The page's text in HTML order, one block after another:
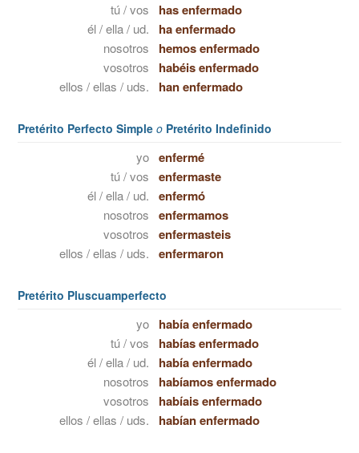
tú / vos has enfermado
él / ella / ud. ha enfermado
nosotros hemos enfermado
vosotros habéis enfermado
ellos / ellas / uds. han enfermado
Pretérito Perfecto Simple o Pretérito Indefinido
yo enfermé
tú / vos enfermaste
él / ella / ud. enfermó
nosotros enfermamos
vosotros enfermasteis
ellos / ellas / uds. enfermaron
Pretérito Pluscuamperfecto
yo había enfermado
tú / vos habías enfermado
él / ella / ud. había enfermado
nosotros habíamos enfermado
vosotros habíais enfermado
ellos / ellas / uds. habían enfermado